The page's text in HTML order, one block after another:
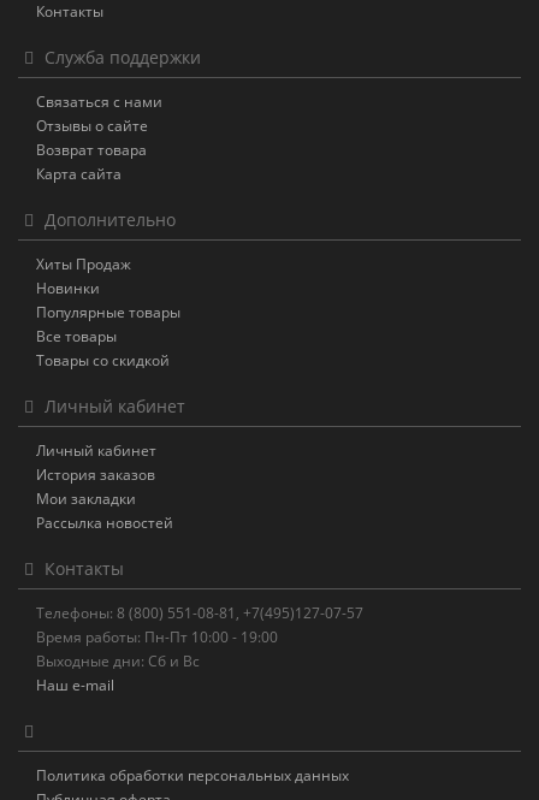
Контакты
Служба поддержки
Связаться с нами
Отзывы о сайте
Возврат товара
Карта сайта
Дополнительно
Хиты Продаж
Новинки
Популярные товары
Все товары
Товары со скидкой
Личный кабинет
Личный кабинет
История заказов
Мои закладки
Рассылка новостей
Контакты
Телефоны: 8 (800) 551-08-81, +7(495)127-07-57
Время работы: Пн-Пт 10:00 - 19:00
Выходные дни: Сб и Вс
Наш e-mail
Политика обработки персональных данных